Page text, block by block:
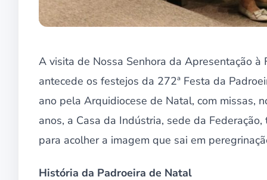
A visita de Nossa Senhora da Apresentação
antecede os festejos da 272ª Festa da
ano pela Arquidiocese de Natal, com missas,
anos, a Casa da Indústria, sede da
para acolher a imagem que sai em
História da Padroeira de Natal